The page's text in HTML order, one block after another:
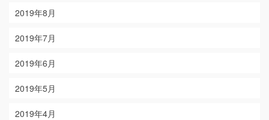
2019年8月
2019年7月
2019年6月
2019年5月
2019年4月